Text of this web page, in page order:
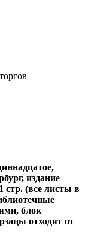
издание
стр. (все листы в
блок
отходят от